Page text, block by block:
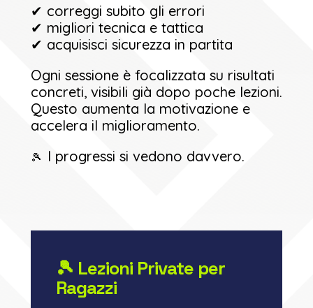
✔ correggi subito gli errori
✔ migliori tecnica e tattica
✔ acquisisci sicurezza in partita
Ogni sessione è focalizzata su risultati
concreti, visibili già dopo poche lezioni.
Questo aumenta la motivazione e
accelera il miglioramento.
🎾 I progressi si vedono davvero.
🎾 Lezioni Private per
Ragazzi